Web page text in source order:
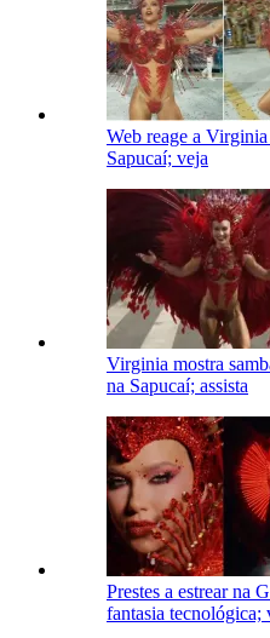
Web reage a
Sapucaí; veja
Virginia mostra
na Sapucaí; assista
Prestes a estrear na
fantasia tecnológica;